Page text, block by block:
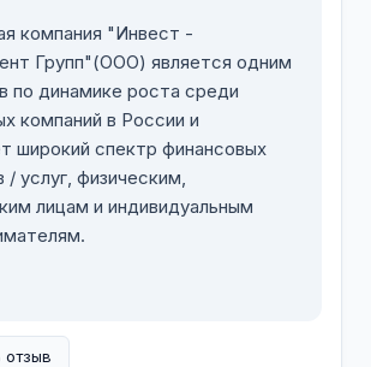
компания "Инвест -
Групп"(ООО) является одним
по динамике роста среди
компаний в России и
широкий спектр финансовых
/ услуг, физическим,
лицам и индивидуальным